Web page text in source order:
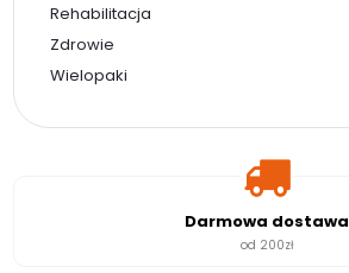
Rehabilitacja
Zdrowie
Wielopaki
Darmowa dostawa
od 200zł